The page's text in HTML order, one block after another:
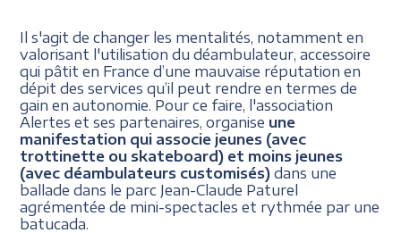
Il s'agit de changer les mentalités, notamment en
valorisant l'utilisation du déambulateur, accessoire
qui pâtit en France d’une mauvaise réputation en
dépit des services qu’il peut rendre en termes de
gain en autonomie. Pour ce faire, l'association
Alertes et ses partenaires, organise une
manifestation qui associe jeunes (avec
trottinette ou skateboard) et moins jeunes
(avec déambulateurs customisés) dans une
ballade dans le parc Jean-Claude Paturel
agrémentée de mini-spectacles et rythmée par une
batucada.